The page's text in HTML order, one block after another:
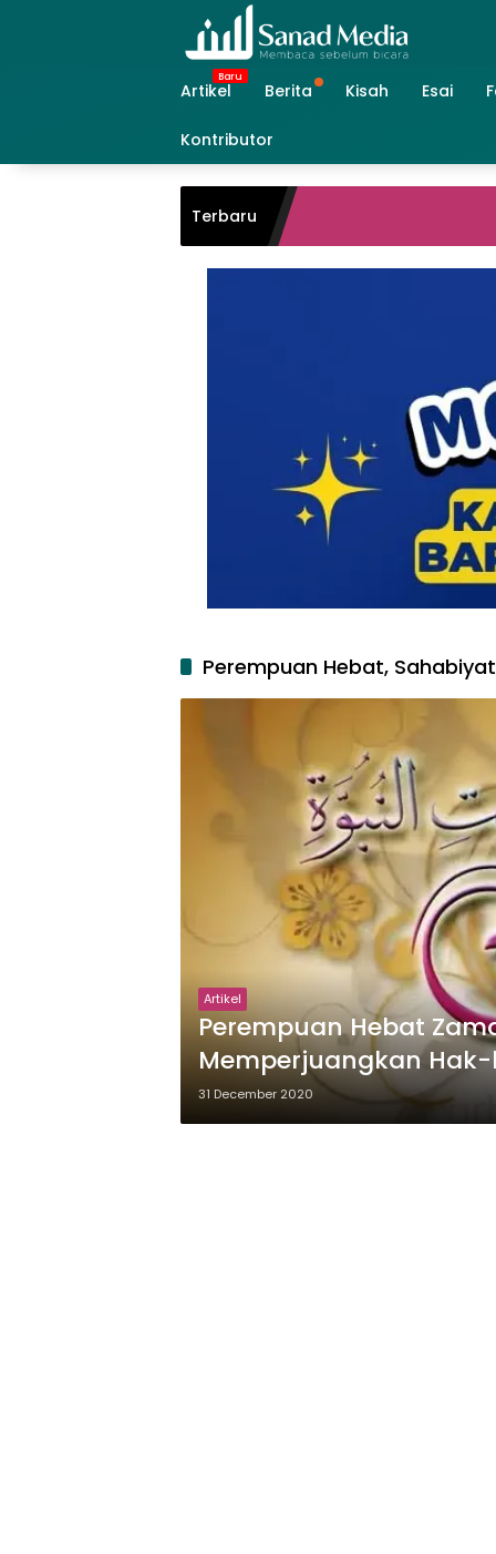
Artikel
Berita Kisah Esai
Kontributor
Terbaru
Perempuan Hebat,
Artikel
Perempuan Hebat
Memperjuangkan
31 December 2020